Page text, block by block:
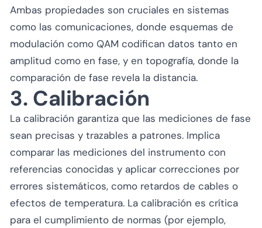
Ambas propiedades son cruciales en sistemas
como las comunicaciones, donde esquemas de
modulación como QAM codifican datos tanto en
amplitud como en fase, y en topografía, donde la
comparación de fase revela la distancia.
3. Calibración
La calibración garantiza que las mediciones de fase
sean precisas y trazables a patrones. Implica
comparar las mediciones del instrumento con
referencias conocidas y aplicar correcciones por
errores sistemáticos, como retardos de cables o
efectos de temperatura. La calibración es crítica
para el cumplimiento de normas (por ejemplo,